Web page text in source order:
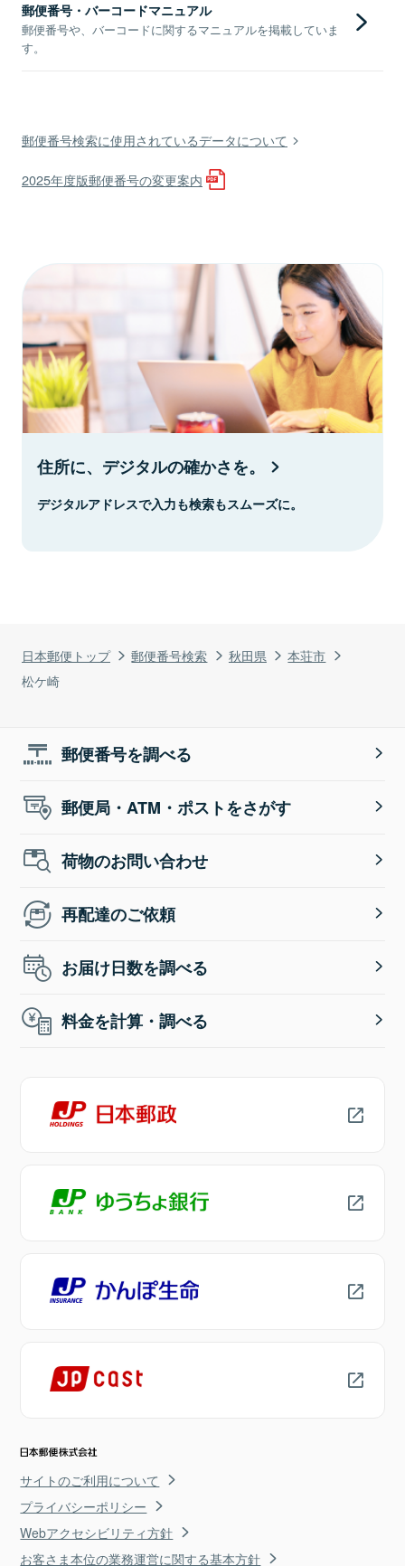
日本郵便トップ 郵便番号検索 秋田県
本荘市
松ケ崎
郵便番号・バーコードマニュアル
郵便番号や、バーコードに関するマニュアルを掲載していま
す。
郵便番号検索に使用されているデータについて
2025年度版郵便番号の変更案内
住所に、デジタルの確かさを。
デジタルアドレスで入力も検索もスムーズに。
郵便番号を調べる
郵便局・ATM・ポストをさがす
荷物のお問い合わせ
再配達のご依頼
お届け日数を調べる
料金を計算・調べる
サイトのご利用について
プライバシーポリシー
Webアクセシビリティ方針
お客さま本位の業務運営に関する基本方針